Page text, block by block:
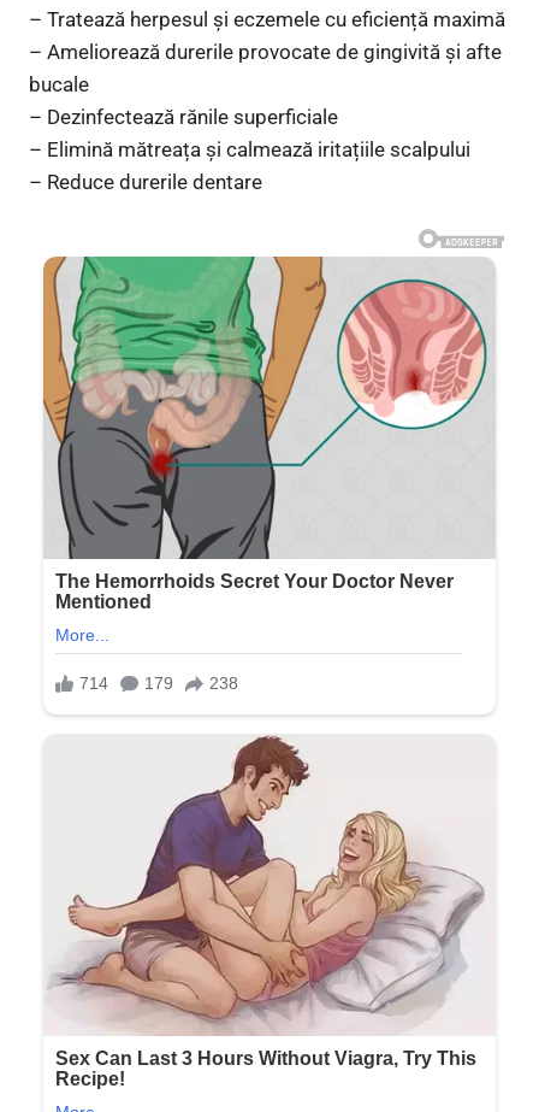
– Tratează herpesul și eczemele cu eficiență maximă
– Ameliorează durerile provocate de gingivită și afte
bucale
– Dezinfectează rănile superficiale
– Elimină mătreața și calmează iritațiile scalpului
– Reduce durerile dentare